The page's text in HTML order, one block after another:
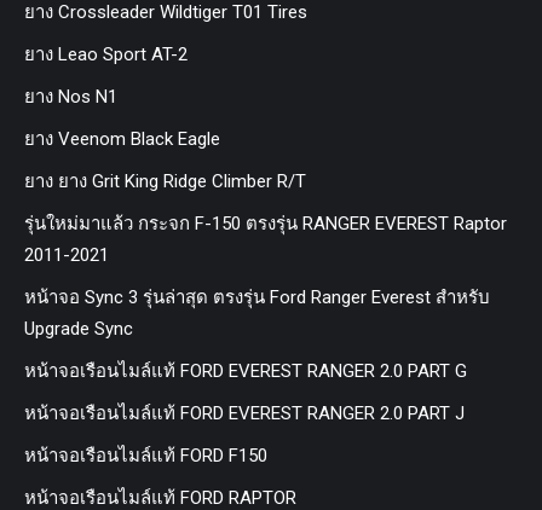
ยาง Crossleader Wildtiger T01 Tires
ยาง Leao Sport AT-2
ยาง Nos N1
ยาง Veenom Black Eagle
ยาง ยาง Grit King Ridge Climber R/T
รุ่นใหม่มาแล้ว กระจก F-150 ตรงรุ่น RANGER EVEREST Raptor
2011-2021
หน้าจอ Sync 3 รุ่นล่าสุด ตรงรุ่น Ford Ranger Everest สำหรับ
Upgrade Sync
หน้าจอเรือนไมล์แท้ FORD EVEREST RANGER 2.0 PART G
หน้าจอเรือนไมล์แท้ FORD EVEREST RANGER 2.0 PART J
หน้าจอเรือนไมล์แท้ FORD F150
หน้าจอเรือนไมล์แท้ FORD RAPTOR